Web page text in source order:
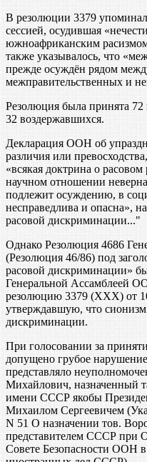
В резолюции 3379
сессией, осудившая
южноафриканским
также указывалось, что
прежде осуждён рядом
межправительственных и
Резолюция была принята 72
32 воздержавшихся.
Декларация ООН об
различия или
«всякая доктрина о
научном отношении
подлежит осуждению, в
несправедлива и опасна»,
расовой дискриминации..."
Однако Резолюция 4686
(Резолюция 46/86) под
расовой дискриминации»
Генеральной Ассамблеей
резолюцию 3379 (ХХХ) от
утверждавшую, что
дискриминации.
При голосовании за
допущено грубое
представляло
Михайлович, назначенный
имени СССР якобы
Михаилом Сергеевичем
N 51 О назначении тов.
представителем СССР при
Совете Безопасности ООН